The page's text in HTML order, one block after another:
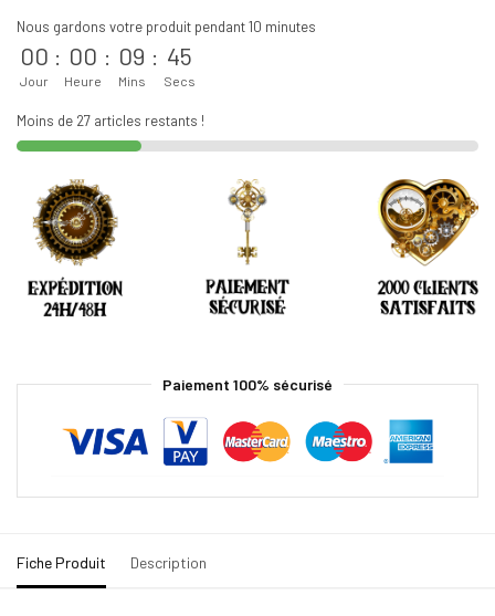
Nous gardons votre produit pendant 10 minutes
00
Jour
: 00
Heure
: 09
Mins
: 45
Secs
Moins de 27 articles restants !
Paiement 100% sécurisé
Fiche Produit Description